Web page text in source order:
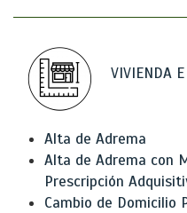
VIVIENDA
Alta de Adrema
Alta de Adrema con
Prescripción
Cambio de Domicilio